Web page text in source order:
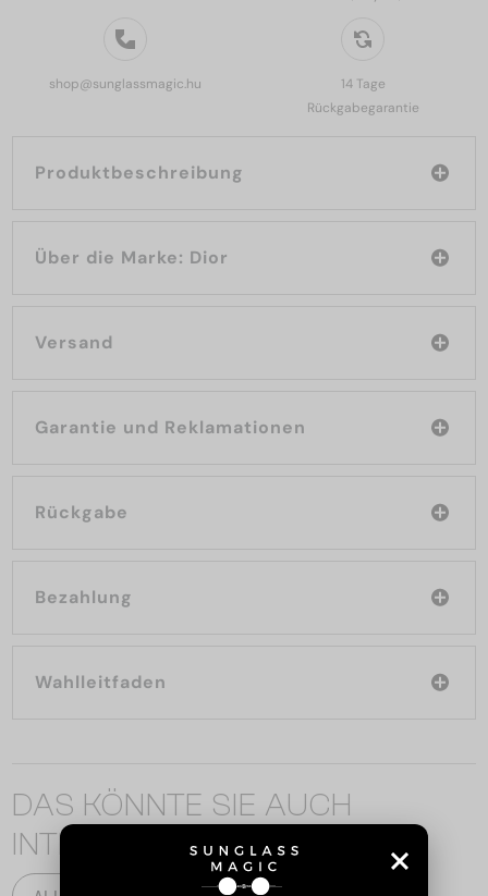
shop@sunglassmagic.hu
14 Tage
Rückgabegarantie
Produktbeschreibung
Über die Marke: Dior
Versand
Garantie und Reklamationen
Rückgabe
Bezahlung
Wahlleitfaden
DAS KÖNNTE SIE AUCH
INTERESSIEREN